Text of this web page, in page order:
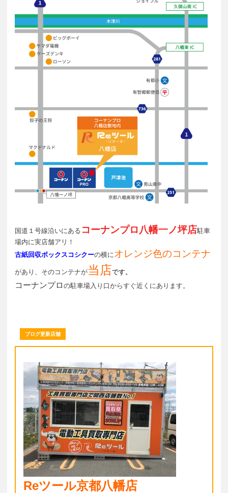
国道１号線沿いにある コーナンプロ八幡一ノ坪店駐車
場内に実店舗アリ！
古紙回収ボックスコシクーの横に オレンジ色のコンテナ
があり、そのコンテナが当店です。
コーナンプロ の駐車場入り口からすぐ近くにあります。
ブログ更新店舗
Reツール京都八幡店